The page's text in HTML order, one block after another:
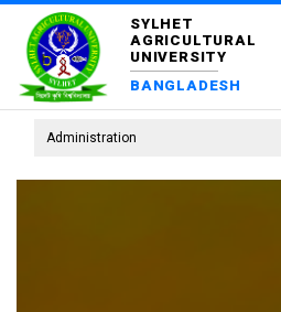
SYLHET
AGRICULTURAL
UNIVERSITY
BANGLADESH
Administration